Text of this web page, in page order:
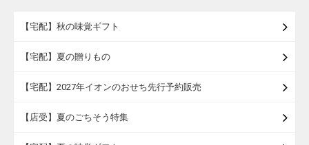
【宅配】秋の味覚ギフト
【宅配】夏の贈りもの
【宅配】2027年イオンのおせち先行予約販売
【店受】夏のごちそう特集